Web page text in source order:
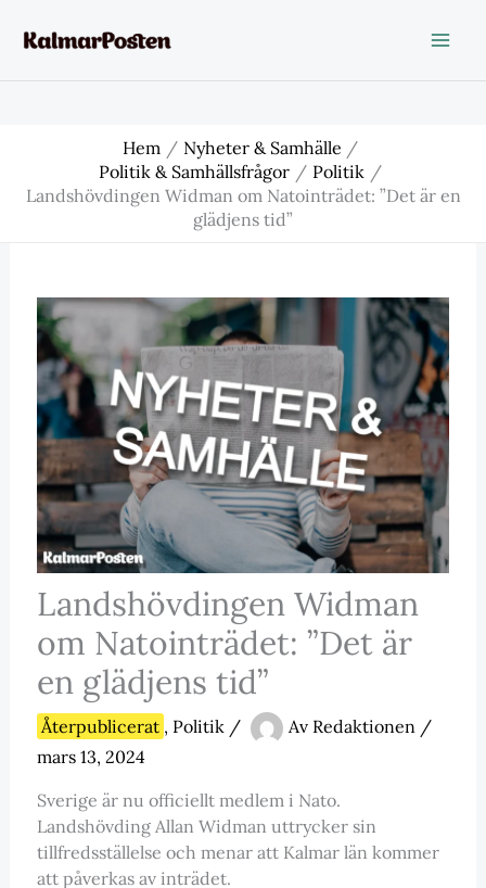
Hem
Nyheter & Samhälle
Politik & Samhällsfrågor
Politik
Landshövdingen Widman om Natointrädet: ”Det är en
glädjens tid”
Landshövdingen Widman
om Natointrädet: ”Det är
en glädjens tid”
Återpublicerat , Politik/ Av Redaktionen /
mars 13, 2024
Sverige är nu officiellt medlem i Nato.
Landshövding Allan Widman uttrycker sin
tillfredsställelse och menar att Kalmar län kommer
att påverkas av inträdet.